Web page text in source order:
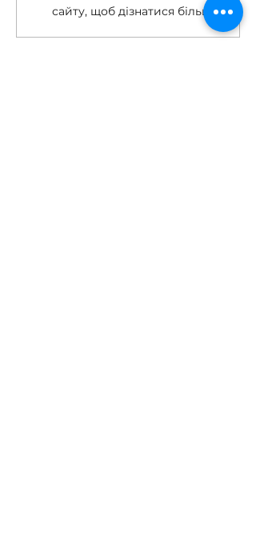
сайту, щоб дізнатися більше.